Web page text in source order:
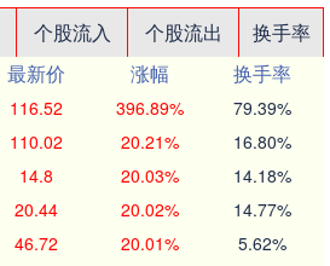
个股流入 个股流出
换手率
最新价 涨幅
换手率
116.52 396.89% 79.39%
110.02 20.21% 16.80%
14.8 20.03% 14.18%
20.44 20.02% 14.77%
46.72 20.01% 5.62%